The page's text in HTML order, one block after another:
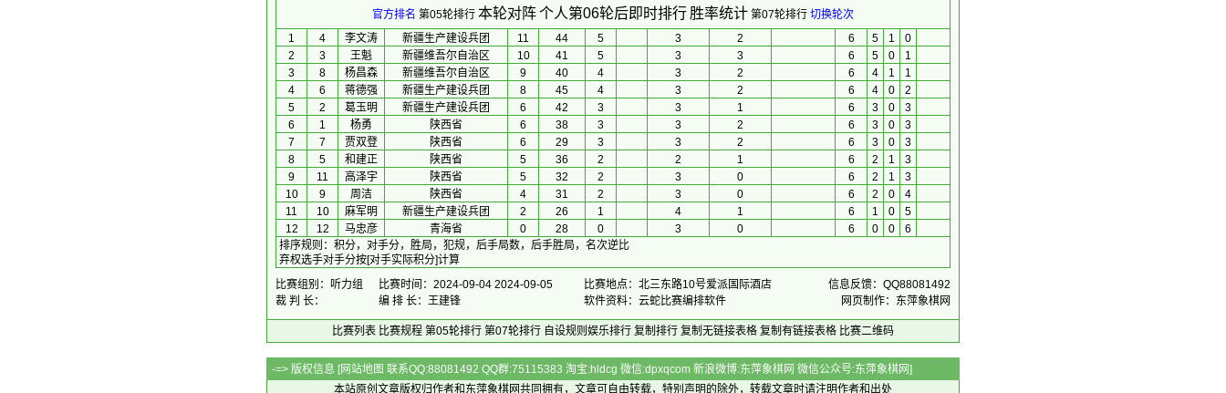
官方排名 第05轮排行 本轮对阵个人第06轮后即时排行 胜率统计 第07轮排行 切换轮次
1
4 李文涛 新疆生产建设兵团 11 44 5 3 2 6 5 1
0
2
3 王魁 新疆维吾尔自治区 10 41 5 3 3 6 5 0
1
3
8 杨昌森 新疆维吾尔自治区 9 40 4 3 2 6 4 1
1
4
6 蒋德强 新疆生产建设兵团 8 45 4 3 2 6 4 0
2
5
2 葛玉明 新疆生产建设兵团 6 42 3 3 1 6 3 0
3
6
1 杨勇 陕西省 6 38 3 3 2 6 3 0
3
7
7 贾双登 陕西省 6 29 3 3 2 6 3 0
3
8
5 和建正 陕西省 5 36 2 2 1 6 2 1
3
9
11 高泽宇 陕西省 5 32 2 3 0 6 2 1
3
10
9 周洁 陕西省 4 31 2 3 0 6 2 0
4
11
10 麻军明 新疆生产建设兵团 2 26 1 4 1 6 1 0
5
12
12 马忠彦 青海省 0 28 0 3 0 6 0 0
6
排序规则 ： 积分，对手分，胜局，犯规，后手局数，后手胜局，名次逆比
弃权选手对手分按[对手实际积分]计算
比赛组别：听力组
比赛时间：2024-09-04 2024-09-05 比赛地点：北三东路10号爱派国际酒店
信息反馈：QQ88081492
裁 判 长：
编 排 长：王建锋 软件资料：云蛇比赛编排软件 网页制作：东萍象棋网
比赛列表 比赛规程 第05轮排行 第07轮排行 自设规则娱乐排行 复制排行 复制无链接表格 复制有链接表格 比赛二维码
-=> 版权信息 [网站地图 联系QQ:88081492 QQ群:75115383 淘宝:hldcg 微信:dpxqcom 新浪微博:东萍象棋网 微信公众号:东萍象棋网]
本站原创文章版权归作者和 东萍象棋网共同拥有，文章可自由转载，特别声明的除外，转载文章时请注明作者和出处